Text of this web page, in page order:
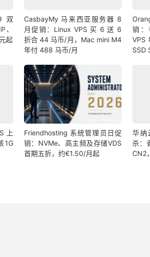
双
、
起
CasbayMy 马来西亚服务器 8
月促销：Linux VPS 买 6 送 6
折合 44 马币/月，Mac mini M4
年付 488 马币/月
销
VPS
SSD
上
1G
Friendhosting 系统管理员日促
销：NVMe、高主频及存储VDS
首期五折，约€1.50/月起
华纳
杀：
CN2